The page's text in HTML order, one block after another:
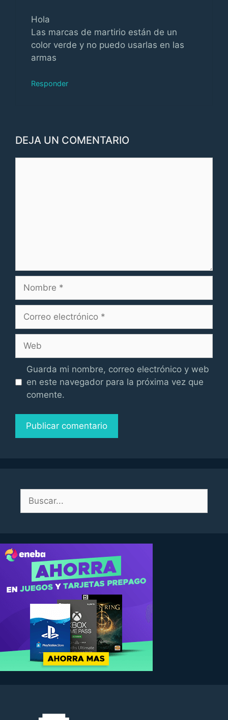
Hola
Las marcas de martirio están de un
color verde y no puedo usarlas en las
armas
Responder
DEJA UN COMENTARIO
electrónico
Guarda mi nombre, correo electrónico y web
en este navegador para la próxima vez que
comente.
Buscar: